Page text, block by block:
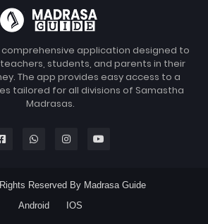
comprehensive application designed to
students, and parents in their
The app provides easy access to a
tailored for all divisions of Samastha
Madrasas.
Reserved By Madrasa Guide
Android
IOS